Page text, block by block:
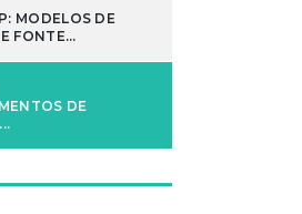
MODELOS DE
FONTE...
DE